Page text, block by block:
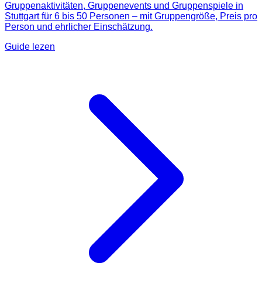
Gruppenaktivitäten, Gruppenevents und Gruppenspiele in
Stuttgart für 6 bis 50 Personen – mit Gruppengröße, Preis pro
Person und ehrlicher Einschätzung.
Guide lezen